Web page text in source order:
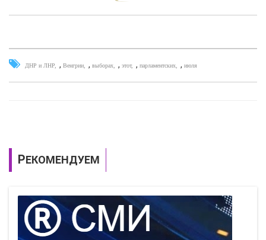
ДНР и ЛНР , Венгрии , выборах , этот , парламентских , июля
РЕКОМЕНДУЕМ